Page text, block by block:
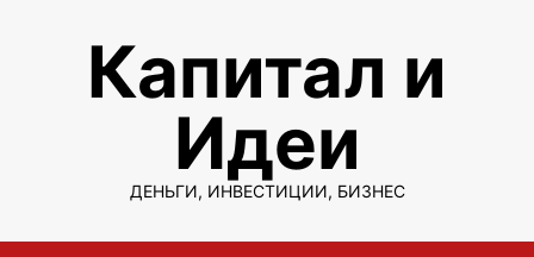
содержимомуКапитал и
Идеи
ДЕНЬГИ, ИНВЕСТИЦИИ, БИЗНЕС